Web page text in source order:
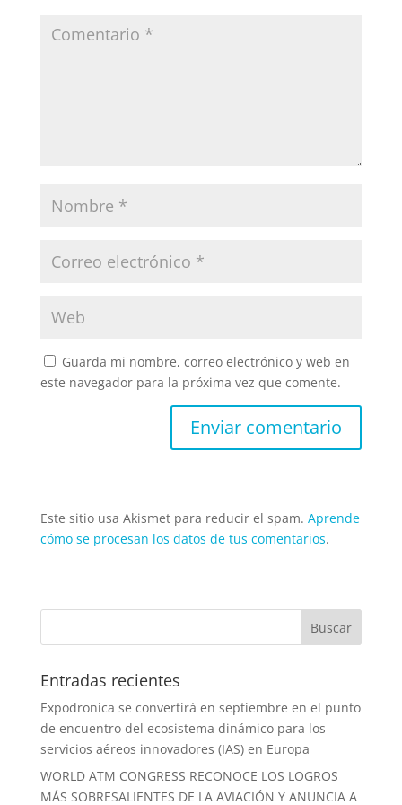
Guarda mi nombre, correo electrónico y web en
este navegador para la próxima vez que comente.
Este sitio usa Akismet para reducir el spam. Aprende
cómo se procesan los datos de tus comentarios.
Entradas recientes
Expodronica se convertirá en septiembre en el punto
de encuentro del ecosistema dinámico para los
servicios aéreos innovadores (IAS) en Europa
WORLD ATM CONGRESS RECONOCE LOS LOGROS
MÁS SOBRESALIENTES DE LA AVIACIÓN Y ANUNCIA A